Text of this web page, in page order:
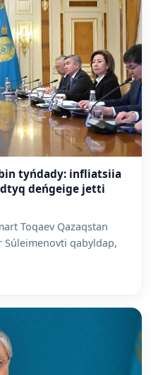
tyńdady: infliatsiia
deńgeige jetti
Toqaev Qazaqstan
qabyldap,